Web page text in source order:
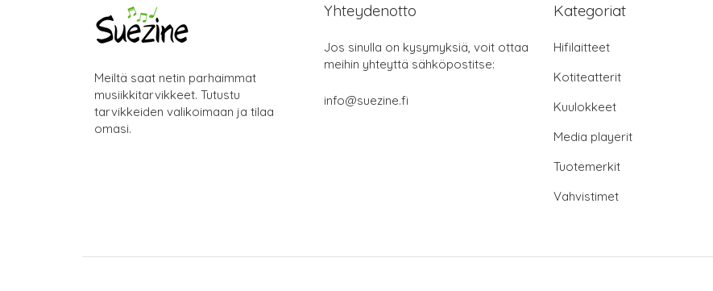
Meiltä saat netin parhaimmat
musiikkitarvikkeet. Tutustu
tarvikkeiden valikoimaan ja tilaa
omasi.
Yhteydenotto
Jos sinulla on kysymyksiä, voit ottaa
meihin yhteyttä sähköpostitse:
info@suezine.fi
Kategoriat
Hifilaitteet
Kotiteatterit
Kuulokkeet
Media playerit
Tuotemerkit
Vahvistimet